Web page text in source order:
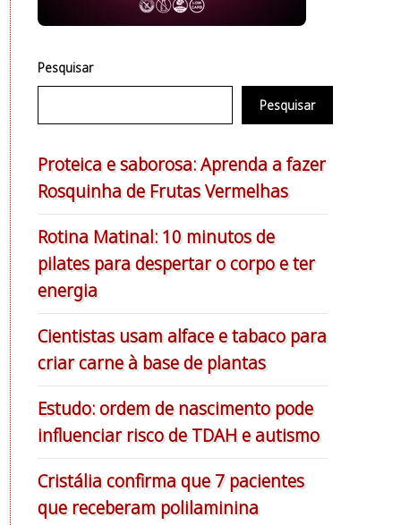
Pesquisar
Pesquisar
Proteica e saborosa: Aprenda a fazer
Rosquinha de Frutas Vermelhas
Rotina Matinal: 10 minutos de
pilates para despertar o corpo e ter
energia
Cientistas usam alface e tabaco para
criar carne à base de plantas
Estudo: ordem de nascimento pode
influenciar risco de TDAH e autismo
Cristália confirma que 7 pacientes
que receberam polilaminina